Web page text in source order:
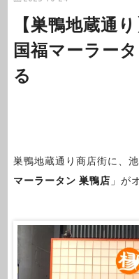
【巣鴨地蔵通
国福マーラー
る
巣鴨地蔵通り商店街に、
マーラータン 巣鴨店 」が